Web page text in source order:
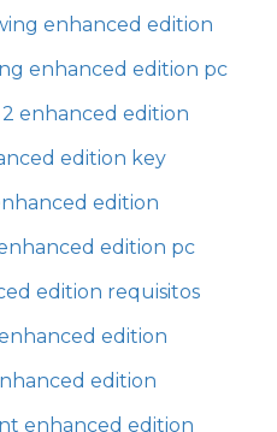
enhanced edition
enhanced edition pc
enhanced edition
edition key
edition
edition pc
edition requisitos
edition
edition
enhanced edition